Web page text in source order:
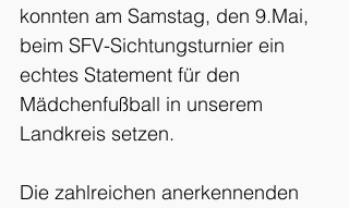
konnten am Samstag, den 9.Mai,
beim SFV-Sichtungsturnier ein
echtes Statement für den
Mädchenfußball in unserem
Landkreis setzen.
Die zahlreichen anerkennenden